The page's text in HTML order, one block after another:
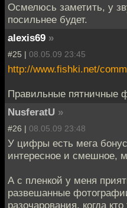
Осмелюсь заметить, у
посильнее будет.
alexis69 »
#25 | 08.05.09 23:45
http://www.fishki.net/
Правильные пятничные
NusferatU »
#26 | 08.05.09 23:48
У цифры есть мега
интересное и смешное,
А с пленкой у меня
развешанные
разочарования, когда